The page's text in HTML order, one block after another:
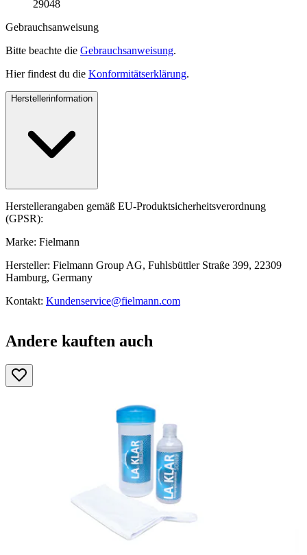
29048
Gebrauchsanweisung
Bitte beachte die Gebrauchsanweisung.
Hier findest du die Konformitätserklärung.
Herstellerinformation
Herstellerangaben gemäß EU-Produktsicherheitsverordnung
(GPSR):
Marke: Fielmann
Hersteller: Fielmann Group AG, Fuhlsbüttler Straße 399, 22309
Hamburg, Germany
Kontakt: Kundenservice@fielmann.com
Andere kauften auch